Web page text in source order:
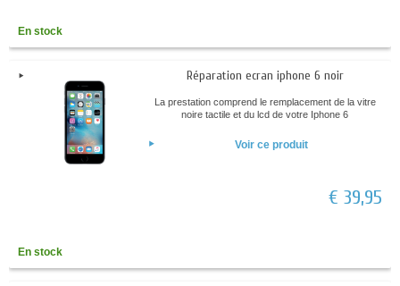
En stock
Réparation ecran iphone 6 noir
La prestation comprend le remplacement de la vitre
noire tactile et du lcd de votre Iphone 6
Voir ce produit
€ 39,95
En stock